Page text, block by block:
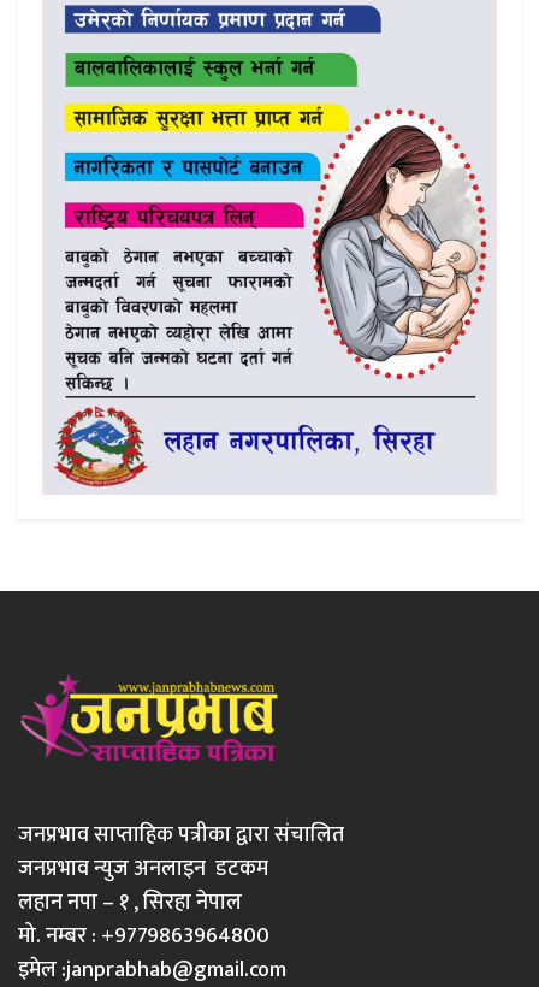
जनप्रभाव साप्ताहिक पत्रीका द्वारा संचालित
जनप्रभाव न्युज अनलाइन डटकम
लहान नपा – १ , सिरहा नेपाल
मो. नम्बर : +9779863964800
इमेल :janprabhab@gmail.com